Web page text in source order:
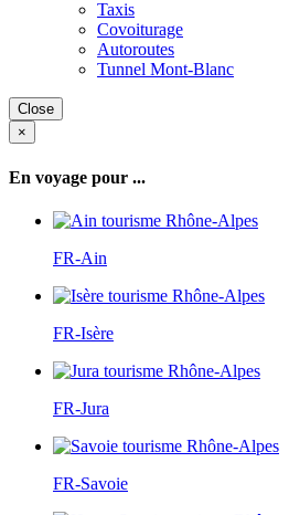
Taxis
Covoiturage
Autoroutes
Tunnel Mont-Blanc
Close
×
En voyage pour ...
FR-Ain
FR-Isère
FR-Jura
FR-Savoie